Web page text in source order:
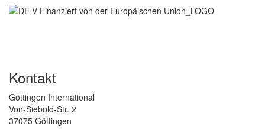
Kontakt
Göttingen International
Von-Siebold-Str. 2
37075 Göttingen